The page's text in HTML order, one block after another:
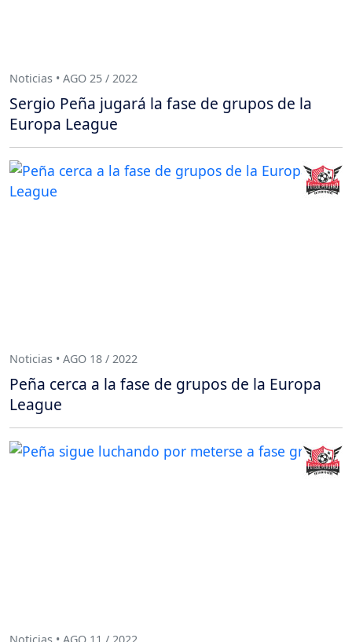
Noticias • AGO 25 / 2022
Sergio Peña jugará la fase de grupos de la
Europa League
Noticias • AGO 18 / 2022
Peña cerca a la fase de grupos de la Europa
League